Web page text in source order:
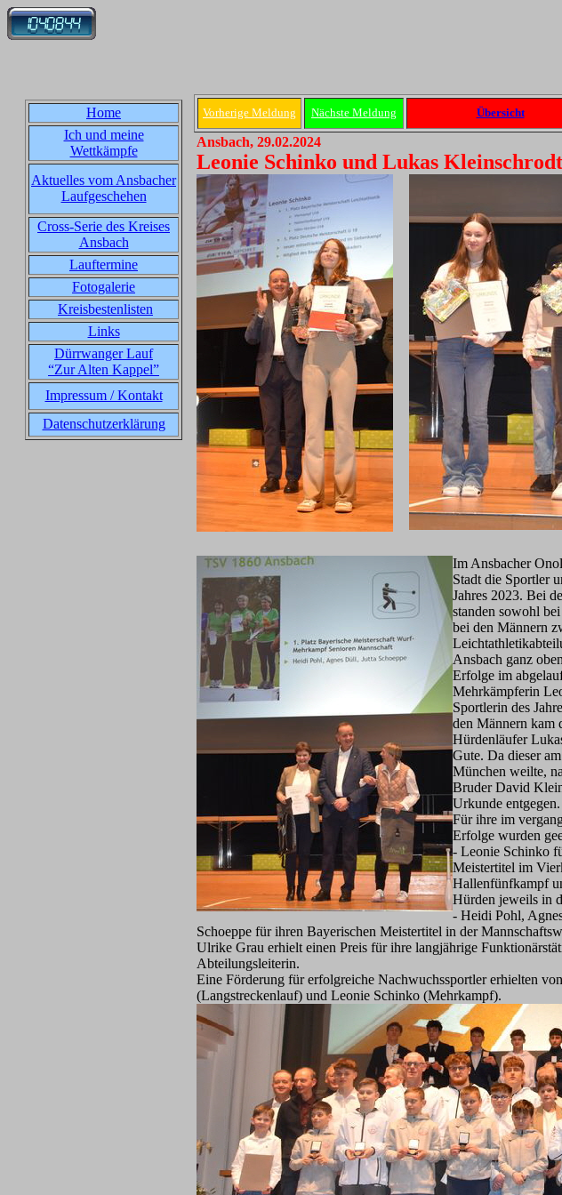
Home
Ich und meine
Wettkämpfe
Aktuelles vom Ansbacher
Laufgeschehen
Cross-Serie des Kreises
Ansbach
Lauftermine
Fotogalerie
Kreisbestenlisten
Links
Dürrwanger Lauf
“Zur Alten Kappel”
Impressum / Kontakt
Datenschutzerklärung
Vorherige Meldung Nächste Meldung Übersicht
Ansbach, 29.02.2024
Leonie Schinko und Lukas
Im Ansbacher
Stadt die Sportler
Jahres 2023. Bei
standen sowohl
bei den Männern
Ansbach ganz
Erfolge im
Mehrkämpferin
Sportlerin des
den Männern kam
Hürdenläufer
Gute. Da dieser
München weilte,
Bruder David
Urkunde entgegen.
Für ihre im
Erfolge wurden
- Leonie Schinko
Meistertitel im
Hallenfünfkampf
Hürden jeweils in
- Heidi Pohl,
Schoeppe für ihren Bayerischen Meistertitel in der
Ulrike Grau erhielt einen Preis für ihre langjährige
Abteilungsleiterin.
Eine Förderung für erfolgreiche Nachwuchssportler erhielten
(Langstreckenlauf) und Leonie Schinko (Mehrkampf).